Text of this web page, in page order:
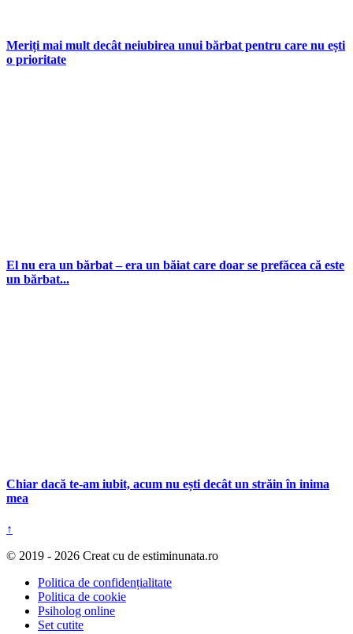
Meriți mai mult decât neiubirea unui bărbat pentru care nu ești
o prioritate
El nu era un bărbat – era un băiat care doar se prefăcea că este
un bărbat...
Chiar dacă te-am iubit, acum nu ești decât un străin în inima
mea
↑
© 2019 - 2026 Creat cu de estiminunata.ro
Politica de confidențialitate
Politica de cookie
Psiholog online
Set cutite